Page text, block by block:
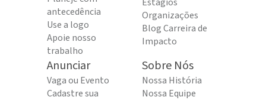
antecedência
Use a logo
Apoie nosso
trabalho
Organizações
Blog Carreira de
Impacto
Anunciar
Vaga ou Evento
Cadastre sua
Sobre Nós
Nossa História
Nossa Equipe